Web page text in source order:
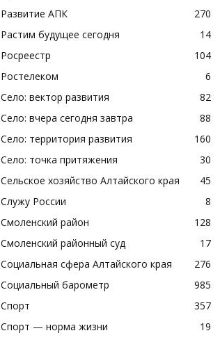
Развитие АПК
270
Растим будущее сегодня
14
Росреестр
104
Ростелеком
6
Село: вектор развития
82
Село: вчера сегодня завтра
88
Село: территория развития
160
Село: точка притяжения
30
Сельское хозяйство Алтайского края
45
Служу России
8
Смоленский район
128
Смоленский районный суд
17
Социальная сфера Алтайского края
276
Социальный барометр
985
Спорт
357
Спорт — норма жизни
19